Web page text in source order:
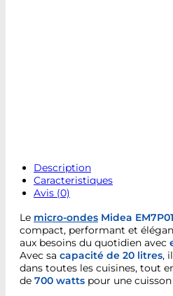
Description
Caracteristiques
Avis (0)
Le micro-ondes Midea
compact, performant et
aux besoins du quotidien avec
Avec sa capacité de 20 litres,
dans toutes les cuisines, tout
de 700 watts pour une